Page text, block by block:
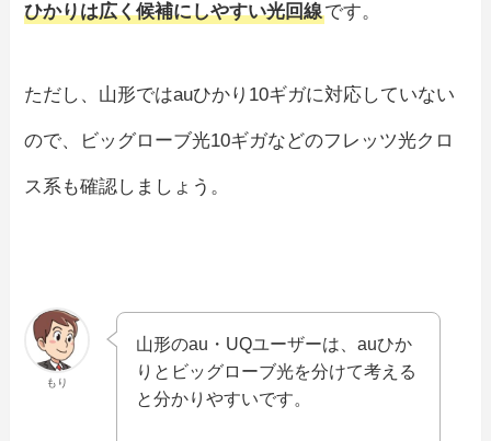
ひかりは広く候補にしやすい光回線です。
ただし、山形ではauひかり10ギガに対応していない
ので、ビッグローブ光10ギガなどのフレッツ光クロ
ス系も確認しましょう。
もり
山形のau・UQユーザーは、auひか
りとビッグローブ光を分けて考える
と分かりやすいです。